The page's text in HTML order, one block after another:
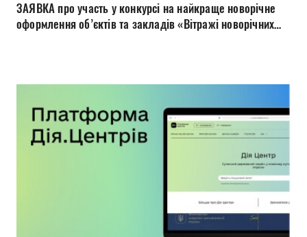
ЗАЯВКА про участь у конкурсі на найкраще новорічне
оформлення об’єктів та закладів «Вітражі новорічних